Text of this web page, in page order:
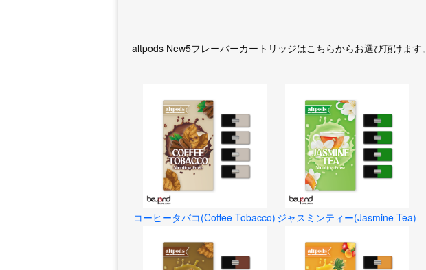
altpods New5フレーバーカートリッジはこちらからお選び頂けます。
コーヒータバコ(Coffee Tobacco) ジャスミンティー(Jasmine Tea)